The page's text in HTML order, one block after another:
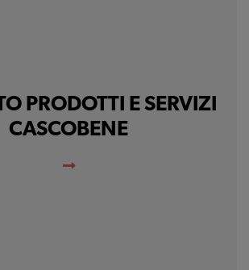
PRODOTTI E SERVIZI
CASCOBENE